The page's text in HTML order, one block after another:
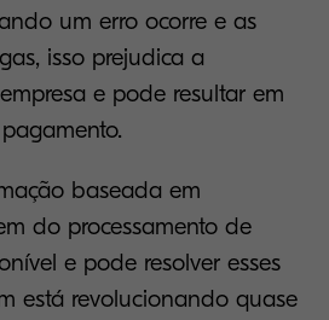
um erro ocorre e as
isso prejudica a
e pode resultar em
baseada em
do processamento de
e pode resolver esses
está revolucionando quase